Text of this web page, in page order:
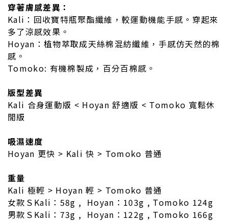
穿著膚感差異：
Kali：回收寶特瓶聚酯纖維，較運動機能手感。穿起來
多了涼感效果。
Hoyan：植物萃取成天絲棉混紡纖維，手感仿天然的棉
感。
Tomoko: 有機棉製成，百分百棉感。
版型差異
Kali 合身運動版 < Hoyan 舒適版 < Tomoko 寬鬆休
閒版
吸濕速度
Hoyan 更快 > Kali 快 > Tomoko 普通
重量
Kali 極輕 > Hoyan 輕 > Tomoko 普通
女款ＳKali：58g , Hoyan：103g , Tomoko 124g
男款ＳKali：73g , Hoyan：122g , Tomoko 166g